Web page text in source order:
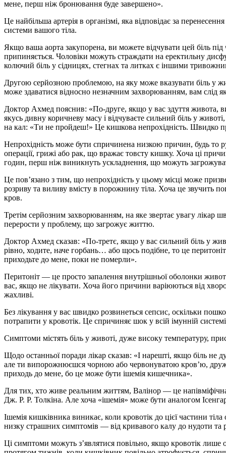
мене, перш ніж бронювання буде завершено».
Це найбільша артерія в організмі, яка відповідає за
системи вашого тіла.
Якщо ваша аорта закупорена, ви можете відчувати цей біль під
припиняється. Чоловіки можуть страждати на еректильну
колючий біль у сідницях, стегнах та литках є іншими
Другою серйозною проблемою, на яку може вказувати біль у
може здаватися відносно незначним захворюванням, вам слід
Доктор Ахмед пояснив: «По-друге, якщо у вас здуття живота,
якусь дивну коричневу масу і відчуваєте сильний біль у
на кал: «Ти не пройдеш!» Це кишкова непрохідність. Швидко
Непрохідність може бути спричинена низкою причин, будь то
операції, грижі або рак, що вражає товсту кишку. Хоча ці
годин, перш ніж виникнуть ускладнення, що можуть
Це пов’язано з тим, що непрохідність у цьому місці може
розриву та виливу вмісту в порожнину тіла. Хоча це звучить
кров.
Третім серйозним захворюванням, на яке звертає увагу лікар
перерости у проблему, що загрожує життю.
Доктор Ахмед сказав: «По-третє, якщо у вас сильний біль у
рівно, ходите, наче горбань… або щось подібне, то це
приходьте до мене, поки не померли».
Перитоніт — це просто запалення внутрішньої оболонки
вас, якщо не лікувати. Хоча його причини варіюються від
жахливі.
Без лікування у вас швидко розвинеться сепсис, оскільки
потрапити у кровотік. Це спричиняє шок у всій імунній
Симптоми містять біль у животі, дуже високу температуру,
Щодо останньої поради лікар сказав: «І нарешті, якщо біль
але ти випорожнюєшся чорною або червонуватою кров’ю,
приходь до мене, бо це може бути ішемія кишечника».
Для тих, хто живе реальним життям, Валінор — це
Дж. Р. Р. Толкіна. Але хоча «ішемія» може бути аналогом
Ішемія кишківника виникає, коли кровотік до цієї частини
низку страшних симптомів — від кривавого калу до нудоти
Ці симптоми можуть з’являтися повільно, якщо кровотік